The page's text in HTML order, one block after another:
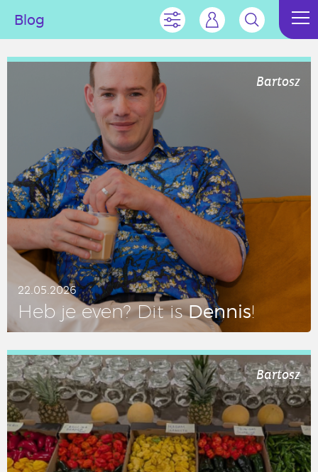
Blog
Bartosz
22.05.2026
Heb je even? Dit isDennis!
LEES DIT ARTIKEL
Bartosz